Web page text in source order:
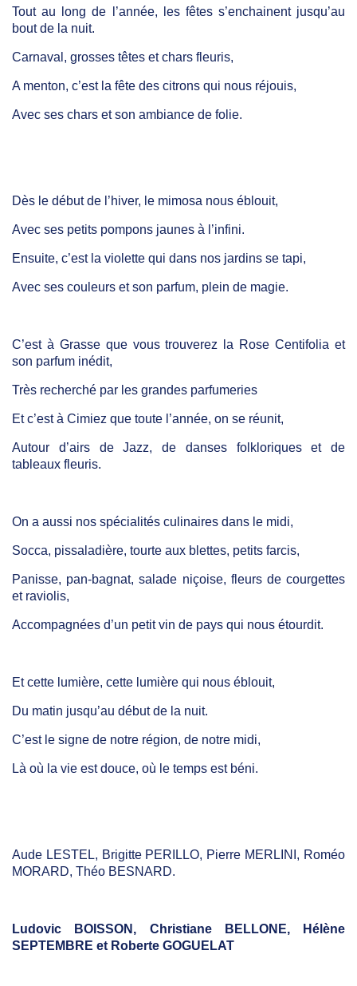
Tout au long de l’année, les fêtes s’enchainent jusqu’au
bout de la nuit.
Carnaval, grosses têtes et chars fleuris,
A menton, c’est la fête des citrons qui nous réjouis,
Avec ses chars et son ambiance de folie.
Dès le début de l’hiver, le mimosa nous éblouit,
Avec ses petits pompons jaunes à l’infini.
Ensuite, c’est la violette qui dans nos jardins se tapi,
Avec ses couleurs et son parfum, plein de magie.
C’est à Grasse que vous trouverez la Rose Centifolia et
son parfum inédit,
Très recherché par les grandes parfumeries
Et c’est à Cimiez que toute l’année, on se réunit,
Autour d’airs de Jazz, de danses folkloriques et de
tableaux fleuris.
On a aussi nos spécialités culinaires dans le midi,
Socca, pissaladière, tourte aux blettes, petits farcis,
Panisse, pan-bagnat, salade niçoise, fleurs de courgettes
et raviolis,
Accompagnées d’un petit vin de pays qui nous étourdit.
Et cette lumière, cette lumière qui nous éblouit,
Du matin jusqu’au début de la nuit.
C’est le signe de notre région, de notre midi,
Là où la vie est douce, où le temps est béni.
Aude LESTEL, Brigitte PERILLO, Pierre MERLINI, Roméo
MORARD, Théo BESNARD.
Ludovic BOISSON, Christiane BELLONE, Hélène
SEPTEMBRE et Roberte GOGUELAT